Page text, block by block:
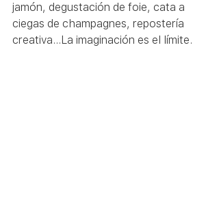
jamón, degustación de foie, cata a
ciegas de champagnes, repostería
creativa…La imaginación es el límite.